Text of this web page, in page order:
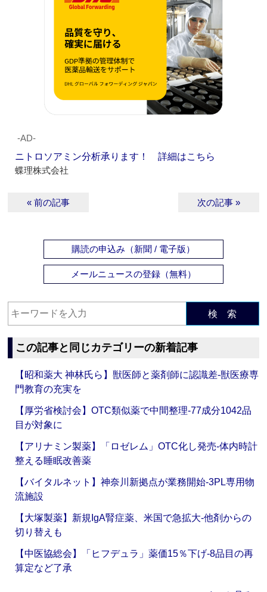
‐AD‐
ニトロソアミン分析承ります！ 詳細はこちら
蝶理株式会社
« 前の記事 次の記事 »
購読の申込み（新聞 / 電子版）
メールニュースの登録（無料）
検 索
この記事と同じカテゴリーの新着記事
【昭和薬大 神林氏ら】獣医師と薬剤師に認識差‐獣医療専
門教育の充実を
【厚労省検討会】OTC類似薬で中間整理‐77成分1042品
目が対象に
【アリナミン製薬】「ロゼレム」OTC化し発売‐体内時計
整える睡眠改善薬
【バイタルネット】神奈川新拠点が業務開始‐3PL専用物
流施設
【大塚製薬】新規IgA腎症薬、米国で急拡大‐他剤からの
切り替えも
【中医協総会】「ヒフデュラ」薬価15％下げ‐8品目の再
算定など了承